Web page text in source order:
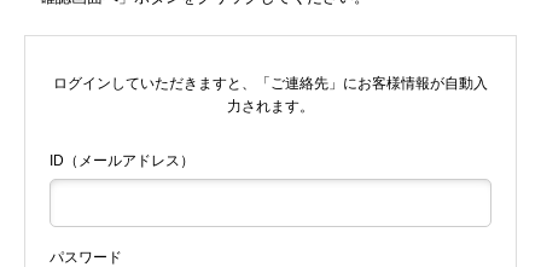
ログインしていただきますと、「ご連絡先」にお客様情報が自動入
力されます。
ID（メールアドレス）
パスワード